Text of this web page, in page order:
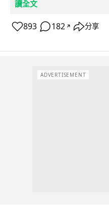
讀全文
893 182 ↗ 分享
ADVERTISEMENT